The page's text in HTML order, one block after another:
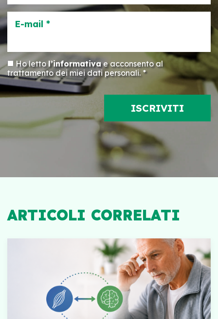
E-mail *
Ho lettol’informativae acconsento al
trattamento dei miei dati personali. *
ARTICOLI CORRELATI